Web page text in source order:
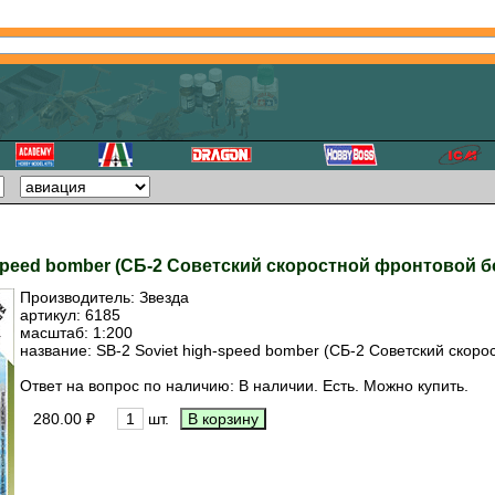
bomber (СБ-2 Советский скоростной фронтовой
Производитель: Звезда
артикул: 6185
масштаб: 1:200
название: SB-2 Soviet high-speed bomber (СБ-2 Советский
Ответ на вопрос по наличию: В наличии. Есть. Можно купить.
280.00 ₽
шт.